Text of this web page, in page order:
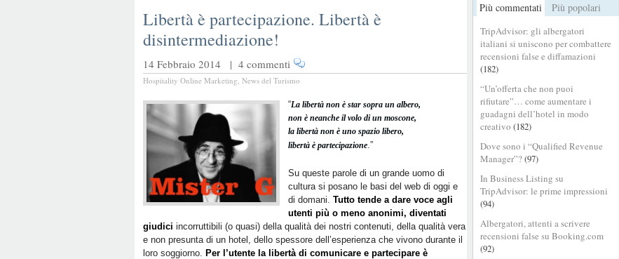
Più commentati Più popolari
TripAdvisor: gli albergatori
italiani si uniscono per combattere
recensioni false e diffamazioni
(182)
“Un’offerta che non puoi
rifiutare”… come aumentare i
guadagni dell’hotel in modo
creativo (182)
Dove sono i “Qualified Revenue
Manager”?(97)
In Business Listing su
TripAdvisor: le prime impressioni
(94)
Albergatori, attenti a scrivere
recensioni false su Booking.com
(92)
Libertà è partecipazione. Libertà è
disintermediazione!
14 Febbraio 2014 | 4 commenti
Hospitality Online Marketing, News del Turismo
“La libertà non è star sopra un albero,
non è neanche il volo di un moscone,
la libertà non è uno spazio libero,
libertà è partecipazione.”
Su queste parole di un grande uomo di
cultura si posano le basi del web di oggi e
di domani. Tutto tende a dare voce agli
utenti più o meno anonimi, diventati
giudici incorruttibili (o quasi) della qualità dei nostri contenuti, della qualità vera
e non presunta di un hotel, dello spessore dell’esperienza che vivono durante il
loro soggiorno. Per l’utente la libertà di comunicare e partecipare è